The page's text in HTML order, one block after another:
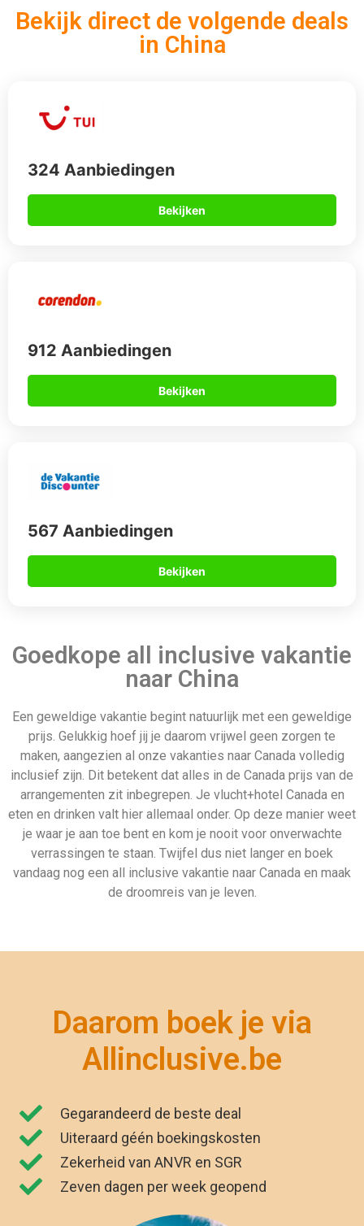
Bekijk direct de volgende deals
in China
324 Aanbiedingen
Bekijken
912 Aanbiedingen
Bekijken
567 Aanbiedingen
Bekijken
Goedkope all inclusive vakantie
naar China
Een geweldige vakantie begint natuurlijk met een geweldige
prijs. Gelukkig hoef jij je daarom vrijwel geen zorgen te
maken, aangezien al onze vakanties naar Canada volledig
inclusief zijn. Dit betekent dat alles in de Canada prijs van de
arrangementen zit inbegrepen. Je vlucht+hotel Canada en
eten en drinken valt hier allemaal onder. Op deze manier weet
je waar je aan toe bent en kom je nooit voor onverwachte
verrassingen te staan. Twijfel dus niet langer en boek
vandaag nog een all inclusive vakantie naar Canada en maak
de droomreis van je leven.
Daarom boek je via
Allinclusive.be
Gegarandeerd de beste deal
Uiteraard géén boekingskosten
Zekerheid van ANVR en SGR
Zeven dagen per week geopend